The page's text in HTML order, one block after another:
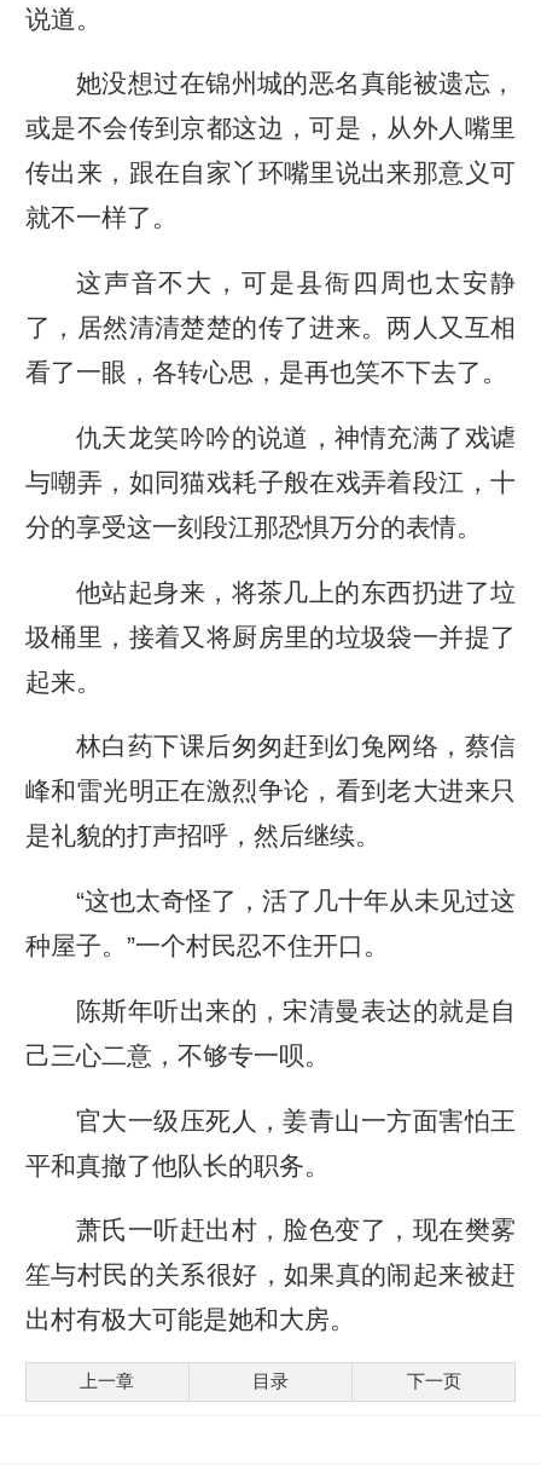
说道。
她没想过在锦州城的恶名真能被遗忘，
或是不会传到京都这边，可是，从外人嘴里
传出来，跟在自家丫环嘴里说出来那意义可
就不一样了。
这声音不大，可是县衙四周也太安静
了，居然清清楚楚的传了进来。两人又互相
看了一眼，各转心思，是再也笑不下去了。
仇天龙笑吟吟的说道，神情充满了戏谑
与嘲弄，如同猫戏耗子般在戏弄着段江，十
分的享受这一刻段江那恐惧万分的表情。
他站起身来，将茶几上的东西扔进了垃
圾桶里，接着又将厨房里的垃圾袋一并提了
起来。
林白药下课后匆匆赶到幻兔网络，蔡信
峰和雷光明正在激烈争论，看到老大进来只
是礼貌的打声招呼，然后继续。
“这也太奇怪了，活了几十年从未见过这
种屋子。”一个村民忍不住开口。
陈斯年听出来的，宋清曼表达的就是自
己三心二意，不够专一呗。
官大一级压死人，姜青山一方面害怕王
平和真撤了他队长的职务。
萧氏一听赶出村，脸色变了，现在樊雾
笙与村民的关系很好，如果真的闹起来被赶
出村有极大可能是她和大房。
上一章 目录 下一页